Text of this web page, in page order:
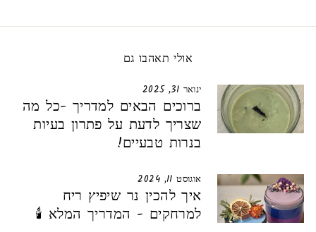
אולי תאהבו גם
ינואר 31, 2025
ברוכים הבאים למדריך -כל מה
שצריך לדעת על פתרון בעיות
בנרות טבעיים!
אוגוסט 11, 2024
איך להכין נר שיפיץ ריח
למרחקים - המדריך המלא 🕯️